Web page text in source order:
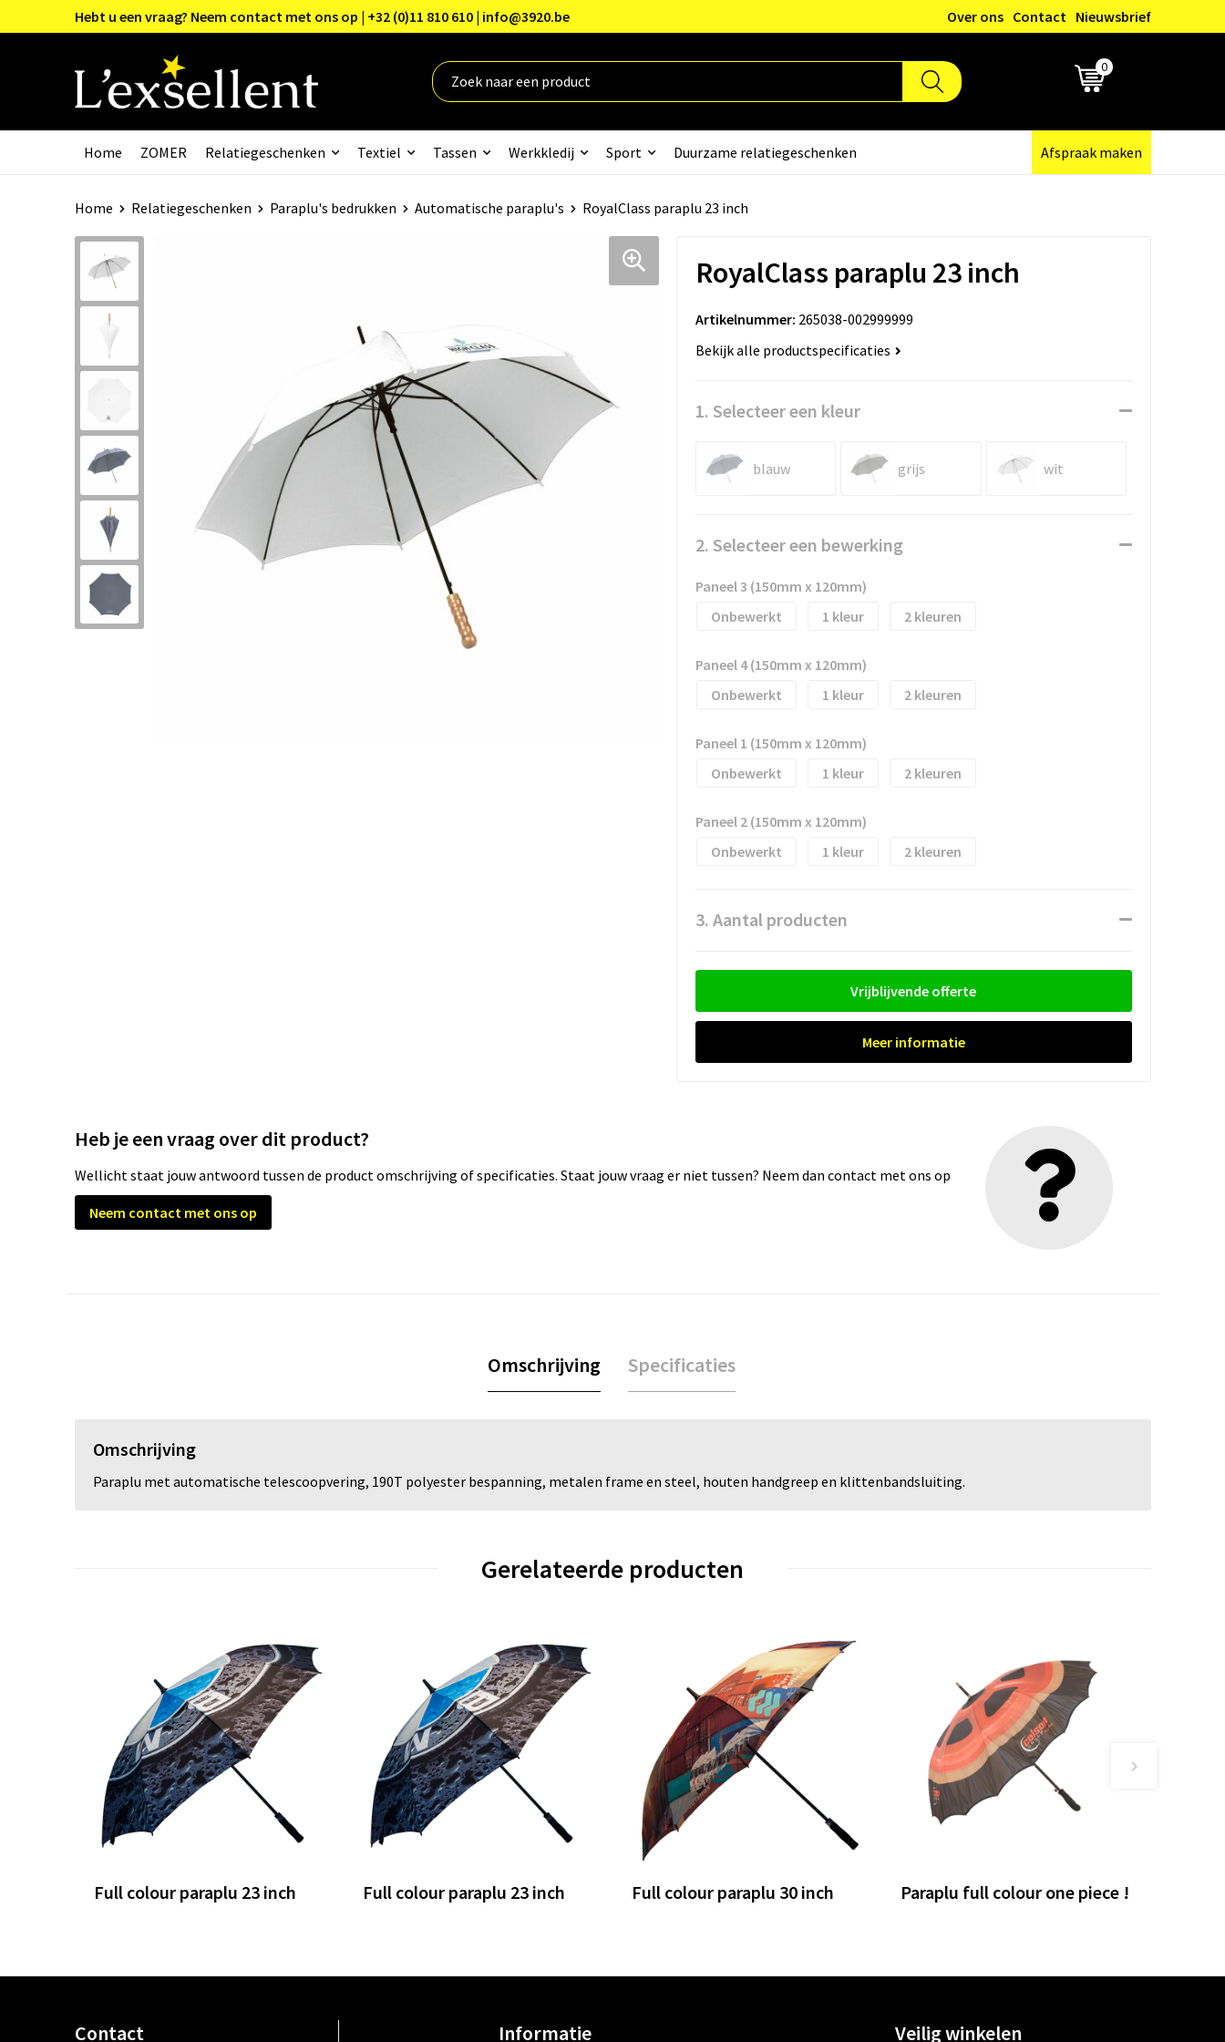
Hebt u een vraag? Neem contact met ons op | +32 (0)11 810 610 | info@3920.be Over ons Contact Nieuwsbrief
0
Home ZOMER Relatiegeschenken Textiel Tassen Werkkledij Sport Duurzame relatiegeschenken Afspraak maken
Home Relatiegeschenken Paraplu's bedrukken Automatische paraplu's RoyalClass paraplu 23 inch
RoyalClass paraplu 23 inch
Artikelnummer: 265038-002999999
Bekijk alle productspecificaties
1. Selecteer een kleur
blauw grijs wit
2. Selecteer een bewerking
Paneel 3 (150mm x 120mm)
Onbewerkt
1 2
Paneel 4 (150mm x 120mm)
Onbewerkt
1 2
Paneel 1 (150mm x 120mm)
Onbewerkt
1 2
Paneel 2 (150mm x 120mm)
Onbewerkt
1 2
3. Aantal producten
Vrijblijvende offerte
Meer informatie
Heb je een vraag over dit product?
Wellicht staat jouw antwoord tussen de product omschrijving of specificaties. Staat jouw vraag er niet tussen? Neem dan contact met ons op
Neem contact met ons op
Omschrijving Specificaties
Omschrijving
Paraplu met automatische telescoopvering, 190T polyester bespanning, metalen frame en steel, houten handgreep en klittenbandsluiting.
Gerelateerde producten
Full colour paraplu 23 inch Full colour paraplu 23 inch Full colour paraplu 30 inch Paraplu full colour one piece !
Contact Informatie Veilig winkelen